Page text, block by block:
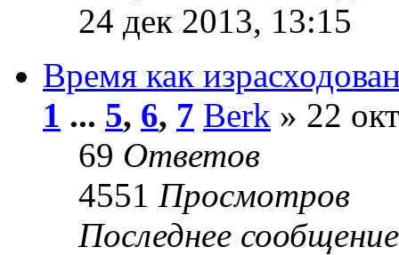
24 дек 2013, 13:15
Время как
1 ... 5, 6, 7 Berk » 22
69 Ответов
4551 Просмотров
Последнее